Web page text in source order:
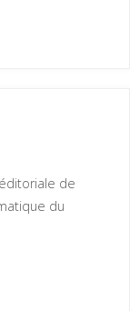
de
du